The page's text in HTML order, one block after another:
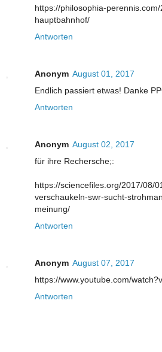
https://philosophia-
hauptbahnhof/
Antworten
Anonym August 01, 2017
Endlich passiert etwas! Danke
Antworten
Anonym August 02, 2017
für ihre Rechersche;:
https://sciencefiles.org/2017/08/
verschaukeln-swr-sucht-
meinung/
Antworten
Anonym August 07, 2017
https://www.youtube.com/
Antworten